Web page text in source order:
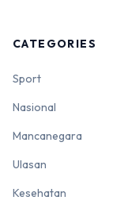
CATEGORIES
Sport
Nasional
Mancanegara
Ulasan
Kesehatan